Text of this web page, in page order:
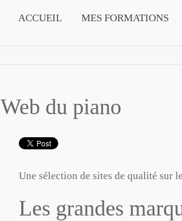
ACCUEIL MES FORMATIONS
Web du piano
Une sélection de sites de qualité sur
Les grandes